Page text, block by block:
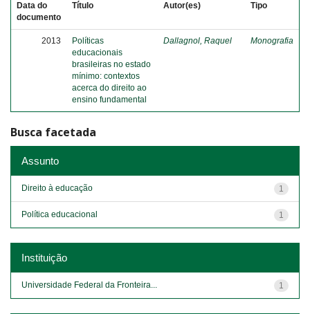
Data do
documento
Título Autor(es) Tipo
2013
Políticas
educacionais
brasileiras no estado
mínimo: contextos
acerca do direito ao
ensino fundamental
Dallagnol, Raquel Monografia
Busca facetada
Assunto
1
Direito à educação
1
Política educacional
Instituição
1
Universidade Federal da Fronteira...